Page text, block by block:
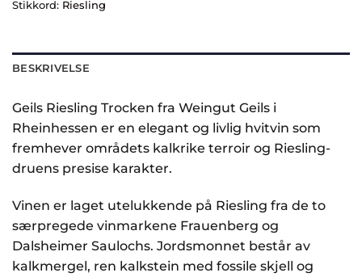
Stikkord: Riesling
BESKRIVELSE
Geils Riesling Trocken fra Weingut Geils i
Rheinhessen er en elegant og livlig hvitvin som
fremhever områdets kalkrike terroir og Riesling-
druens presise karakter.
Vinen er laget utelukkende på Riesling fra de to
særpregede vinmarkene Frauenberg og
Dalsheimer Saulochs. Jordsmonnet består av
kalkmergel, ren kalkstein med fossile skjell og